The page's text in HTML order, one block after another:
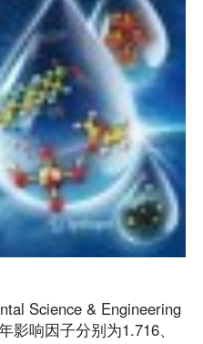
Science & Engineering
影响因子分别为1.716、